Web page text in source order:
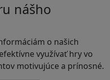
nášho
o našich
využívať hry vo
motivujúce a prínosné.